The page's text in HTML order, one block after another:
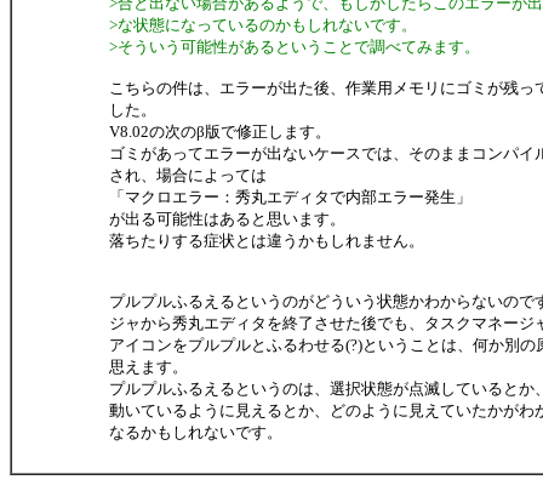
>な状態になっているのかもしれないです。
>そういう可能性があるということで調べてみます。
こちらの件は、エラーが出た後、作業用メモリにゴミが残っ
した。
V8.02の次のβ版で修正します。
ゴミがあってエラーが出ないケースでは、そのままコンパイ
され、場合によっては
「マクロエラー：秀丸エディタで内部エラー発生」
が出る可能性はあると思います。
落ちたりする症状とは違うかもしれません。
プルプルふるえるというのがどういう状態かわからないので
ジャから秀丸エディタを終了させた後でも、タスクマネージ
アイコンをプルプルとふるわせる(?)ということは、何か別の
思えます。
プルプルふるえるというのは、選択状態が点滅しているとか
動いているように見えるとか、どのように見えていたかがわ
なるかもしれないです。